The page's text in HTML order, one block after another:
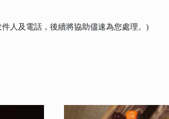
人及電話，後續將協助儘速為您處理。)